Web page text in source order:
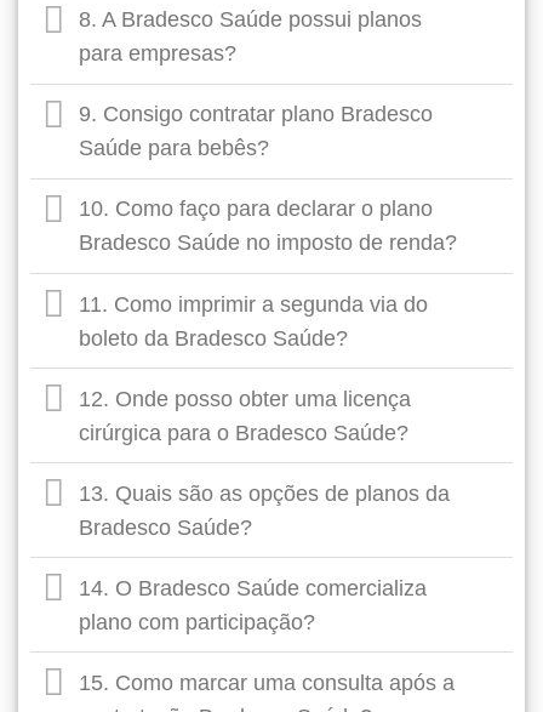
8. A Bradesco Saúde possui planos
para empresas?
9. Consigo contratar plano Bradesco
Saúde para bebês?
10. Como faço para declarar o plano
Bradesco Saúde no imposto de renda?
11. Como imprimir a segunda via do
boleto da Bradesco Saúde?
12. Onde posso obter uma licença
cirúrgica para o Bradesco Saúde?
13. Quais são as opções de planos da
Bradesco Saúde?
14. O Bradesco Saúde comercializa
plano com participação?
15. Como marcar uma consulta após a